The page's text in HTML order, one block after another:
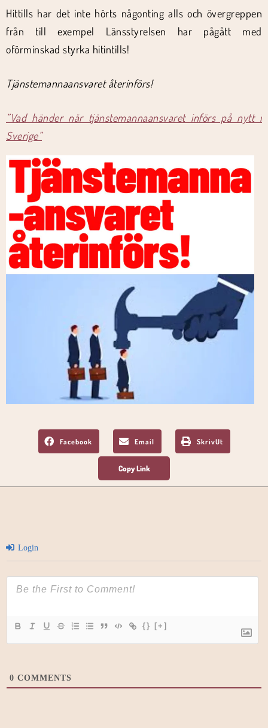
Hittills har det inte hörts någonting alls och övergreppen
från till exempel Länsstyrelsen har pågått med
oförminskad styrka hitintills!
Tjänstemannaansvaret återinförs!
”Vad händer när tjänstemannaansvaret införs på nytt i
Sverige”
Facebook Email SkrivUt
Login
{} [+]
0 COMMENTS